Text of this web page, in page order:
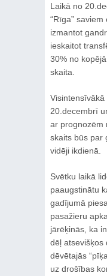
Laikā no
“Rīga”
izmantot
ieskaitot
30% no
skaita.
20.decembrī
ar prognozēm
skaits būs par
vidēji ikdienā.
Svētku laikā
paaugstinātu
gadījumā
pasažieru
jārēķinās, ka
dēļ atsevišķos
dēvētajās
uz drošības